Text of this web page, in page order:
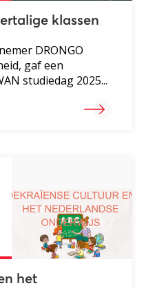
klassen
DRONGO
gaf een
studiedag 2025...
het